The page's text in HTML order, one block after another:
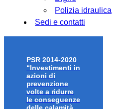
Polizia idraulica
Sedi e contatti
PSR 2014-2020
“Investimenti in
azioni di
prevenzione
volte a ridurre
le conseguenze